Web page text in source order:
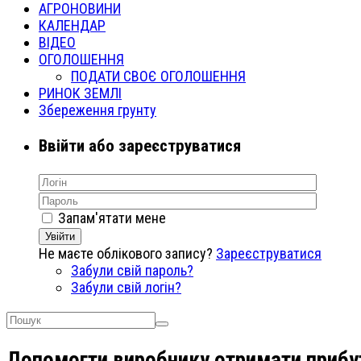
АГРОНОВИНИ
КАЛЕНДАР
ВІДЕО
ОГОЛОШЕННЯ
ПОДАТИ СВОЄ ОГОЛОШЕННЯ
РИНОК ЗЕМЛІ
Збереження грунту
Ввійти або зареєструватися
Запам'ятати мене
Увійти
Не маєте облікового запису? Зареєструватися
Забули свій пароль?
Забули свій логін?